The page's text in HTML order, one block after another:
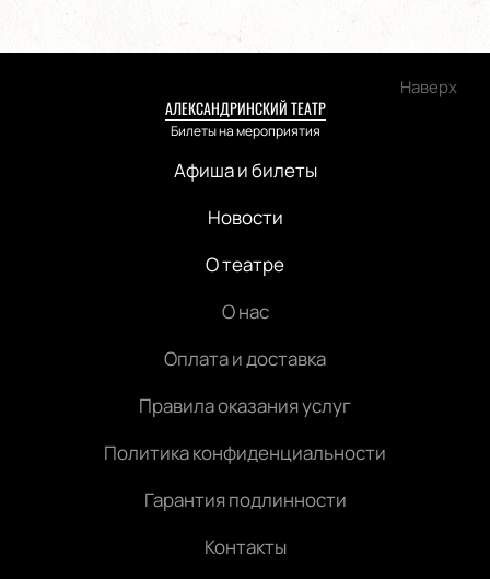
Наверх
АЛЕКСАНДРИНСКИЙ ТЕАТР
Билеты на мероприятия
Афиша и билеты
Новости
О театре
О нас
Оплата и доставка
Правила оказания услуг
Политика конфиденциальности
Гарантия подлинности
Контакты